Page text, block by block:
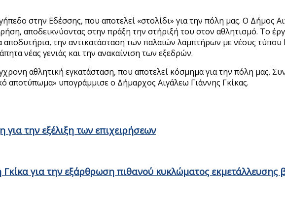
στην Εδέσσης, που αποτελεί «στολίδι» για την πόλη μας. Ο Δήμος
αποδεικνύοντας στην πράξη την στήριξή του στον αθλητισμό. Το
αποδυτήρια, την αντικατάσταση των παλαιών λαμπτήρων με νέους
νέας γενιάς και την ανακαίνιση των εξεδρών.
αθλητική εγκατάσταση, που αποτελεί κόσμημα για την πόλη μας.
αποτύπωμα» υπογράμμισε ο Δήμαρχος Αιγάλεω Γιάννης Γκίκας.
την εξέλιξη των επιχειρήσεων
για την εξάρθρωση πιθανού κυκλώματος εκμετάλλευσης